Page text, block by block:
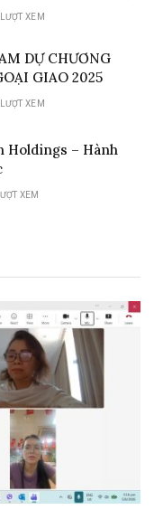
LƯỢT XEM
DỰ CHƯƠNG
GIAO 2025
LƯỢT XEM
Holdings – Hành
XEM